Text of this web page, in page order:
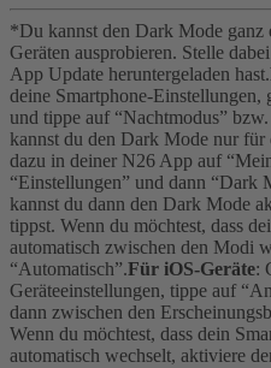
*Du kannst den Dark Mode
Geräten ausprobieren. Stelle
App Update heruntergeladen hast.
deine Smartphone-Einstellungen,
und tippe auf “Nachtmodus”
kannst du den Dark Mode nur
dazu in deiner N26 App auf
“Einstellungen” und dann
kannst du dann den Dark Mode
tippst. Wenn du möchtest, dass
automatisch zwischen den Modi
“Automatisch”.Für iOS-Geräte:
Geräteeinstellungen, tippe auf
dann zwischen den
Wenn du möchtest, dass dein
automatisch wechselt, aktiviere